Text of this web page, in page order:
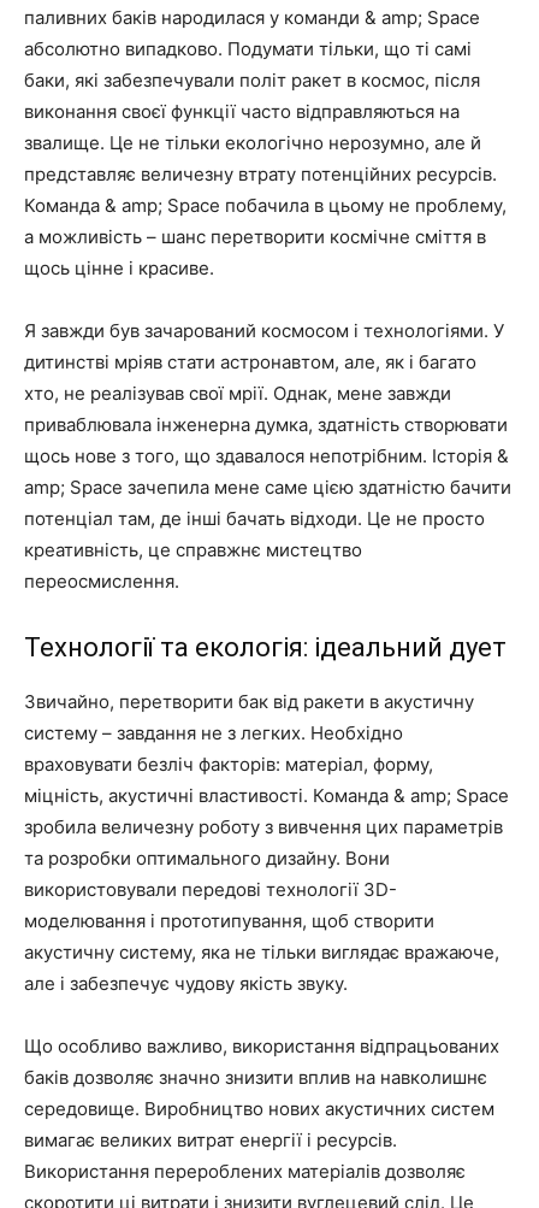
паливних баків народилася у команди & amp; Space
абсолютно випадково. Подумати тільки, що ті самі
баки, які забезпечували політ ракет в космос, після
виконання своєї функції часто відправляються на
звалище. Це не тільки екологічно нерозумно, але й
представляє величезну втрату потенційних ресурсів.
Команда & amp; Space побачила в цьому не проблему,
а можливість – шанс перетворити космічне сміття в
щось цінне і красиве.
Я завжди був зачарований космосом і технологіями. У
дитинстві мріяв стати астронавтом, але, як і багато
хто, не реалізував свої мрії. Однак, мене завжди
приваблювала інженерна думка, здатність створювати
щось нове з того, що здавалося непотрібним. Історія &
amp; Space зачепила мене саме цією здатністю бачити
потенціал там, де інші бачать відходи. Це не просто
креативність, це справжнє мистецтво
переосмислення.
Технології та екологія: ідеальний дует
Звичайно, перетворити бак від ракети в акустичну
систему – завдання не з легких. Необхідно
враховувати безліч факторів: матеріал, форму,
міцність, акустичні властивості. Команда & amp; Space
зробила величезну роботу з вивчення цих параметрів
та розробки оптимального дизайну. Вони
використовували передові технології 3D-
моделювання і прототипування, щоб створити
акустичну систему, яка не тільки виглядає вражаюче,
але і забезпечує чудову якість звуку.
Що особливо важливо, використання відпрацьованих
баків дозволяє значно знизити вплив на навколишнє
середовище. Виробництво нових акустичних систем
вимагає великих витрат енергії і ресурсів.
Використання перероблених матеріалів дозволяє
скоротити ці витрати і знизити вуглецевий слід. Це